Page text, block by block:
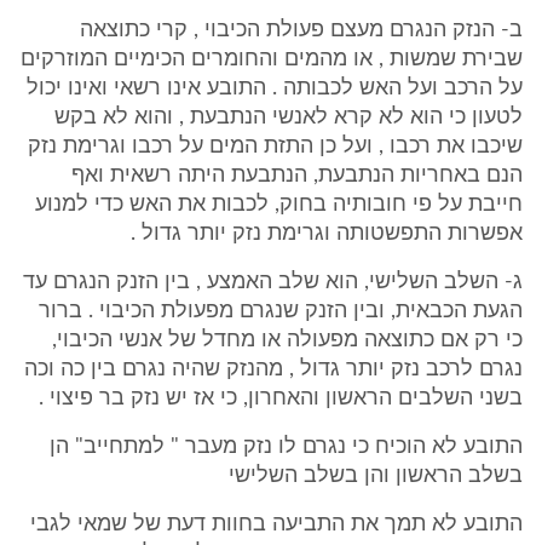
ב- הנזק הנגרם מעצם פעולת הכיבוי , קרי כתוצאה
שבירת שמשות , או מהמים והחומרים הכימיים המוזרקים
על הרכב ועל האש לכבותה . התובע אינו רשאי ואינו יכול
לטעון כי הוא לא קרא לאנשי הנתבעת , והוא לא בקש
שיכבו את רכבו , ועל כן התזת המים על רכבו וגרימת נזק
הנם באחריות הנתבעת, הנתבעת היתה רשאית ואף
חייבת על פי חובותיה בחוק, לכבות את האש כדי למנוע
אפשרות התפשטותה וגרימת נזק יותר גדול .
ג- השלב השלישי, הוא שלב האמצע , בין הזנק הנגרם עד
הגעת הכבאית, ובין הזנק שנגרם מפעולת הכיבוי . ברור
כי רק אם כתוצאה מפעולה או מחדל של אנשי הכיבוי,
נגרם לרכב נזק יותר גדול , מהנזק שהיה נגרם בין כה וכה
בשני השלבים הראשון והאחרון, כי אז יש נזק בר פיצוי .
התובע לא הוכיח כי נגרם לו נזק מעבר " למתחייב" הן
בשלב הראשון והן בשלב השלישי
התובע לא תמך את התביעה בחוות דעת של שמאי לגבי